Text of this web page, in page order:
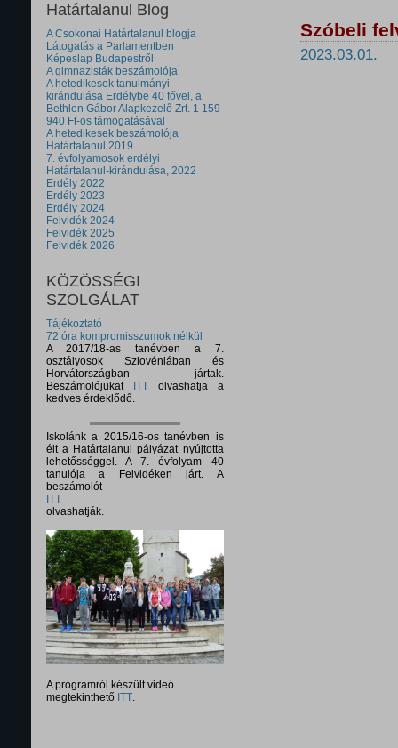
Határtalanul Blog
A Csokonai Határtalanul blogja
Látogatás a Parlamentben
Képeslap Budapestről
A gimnazisták beszámolója
A hetedikesek tanulmányi
kirándulása Erdélybe 40 fővel, a
Bethlen Gábor Alapkezelő Zrt. 1 159
940 Ft-os támogatásával
A hetedikesek beszámolója
Határtalanul 2019
7. évfolyamosok erdélyi
Határtalanul-kirándulása, 2022
Erdély 2022
Erdély 2023
Erdély 2024
Felvidék 2024
Felvidék 2025
Felvidék 2026
KÖZÖSSÉGI
SZOLGÁLAT
Tájékoztató
72 óra kompromisszumok nélkül
A 2017/18-as tanévben a 7.
osztályosok Szlovéniában és
Horvátországban jártak.
Beszámolójukat
ITTolvashatja a
kedves érdeklődő.
Iskolánk a 2015/16-os tanévben is
élt a Határtalanul pályázat nyújtotta
lehetősséggel. A 7. évfolyam 40
tanulója a Felvidéken járt. A
beszámolót
ITT
olvashatják.
A programról készült videó
megtekinthető ITT.
Szóbeli
2023.03.01.